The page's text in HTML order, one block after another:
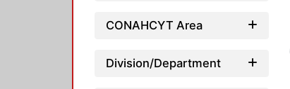
CONAHCYT Area
Division/Department